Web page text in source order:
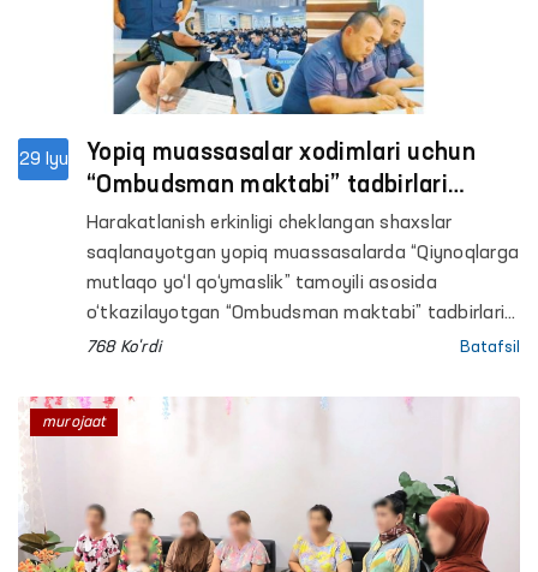
29 Iyu
Yopiq muassasalar xodimlari uchun
“Ombudsman maktabi” tadbirlari
o‘tkazildi
Harakatlanish erkinligi cheklangan shaxslar
saqlanayotgan yopiq muassasalarda “Qiynoqlarga
mutlaqo yo‘l qo‘ymaslik” tamoyili asosida
o‘tkazilayotgan “Ombudsman maktabi” tadbirlari
davom etmoqda.
768 Ko'rdi Batafsil
murojaat